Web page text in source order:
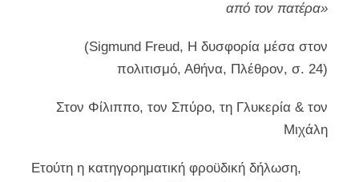
από τον πατέρα»
(Sigmund Freud, Η δυσφορία μέσα στον
πολιτισμό, Αθήνα, Πλέθρον, σ. 24)
Στον Φίλιππο, τον Σπύρο, τη Γλυκερία & τον
Μιχάλη
Ετούτη η κατηγορηματική φροϋδική δήλωση,